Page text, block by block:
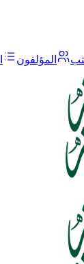
المؤلفون